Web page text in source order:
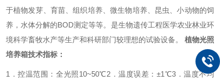
于植物发芽、育苗、组织培养、微生物培养、昆虫、小动物的饲
养，水体分解的BOD测定等等。是生物遗传工程医学农业林业环
境科学畜牧水产等生产和科研部门较理想的试验设备。
植物光照
培养箱技术指标：
1．控温范围：全光照10~50℃2．温度误差：±1℃3．温度不均